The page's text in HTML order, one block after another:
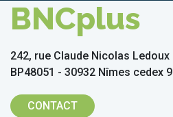
BNCplus
242, rue Claude Nicolas Ledoux
BP48051 - 30932 Nîmes cedex 9
CONTACT